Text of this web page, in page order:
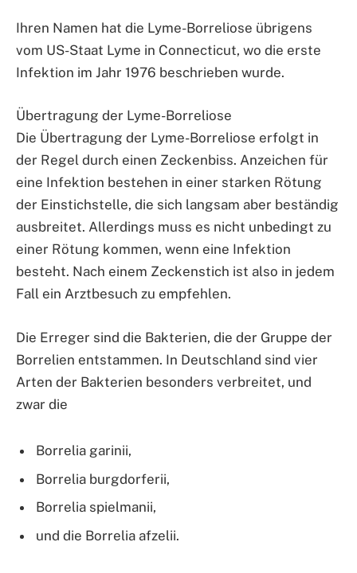
Ihren Namen hat die Lyme-Borreliose übrigens
vom US-Staat Lyme in Connecticut, wo die erste
Infektion im Jahr 1976 beschrieben wurde.
Übertragung der Lyme-Borreliose
Die Übertragung der Lyme-Borreliose erfolgt in
der Regel durch einen Zeckenbiss. Anzeichen für
eine Infektion bestehen in einer starken Rötung
der Einstichstelle, die sich langsam aber beständig
ausbreitet. Allerdings muss es nicht unbedingt zu
einer Rötung kommen, wenn eine Infektion
besteht. Nach einem Zeckenstich ist also in jedem
Fall ein Arztbesuch zu empfehlen.
Die Erreger sind die Bakterien, die der Gruppe der
Borrelien entstammen. In Deutschland sind vier
Arten der Bakterien besonders verbreitet, und
zwar die
Borrelia garinii,
Borrelia burgdorferii,
Borrelia spielmanii,
und die Borrelia afzelii.